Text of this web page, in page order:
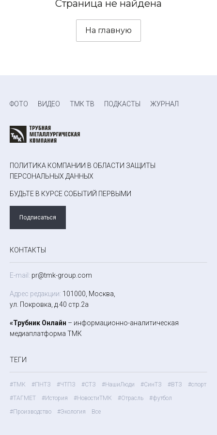
Страница не найдена
На главную
ФОТО ВИДЕО ТМК ТВ ПОДКАСТЫ ЖУРНАЛ
ПОЛИТИКА КОМПАНИИ В ОБЛАСТИ ЗАЩИТЫ
ПЕРСОНАЛЬНЫХ ДАННЫХ
БУДЬТЕ В КУРСЕ СОБЫТИЙ ПЕРВЫМИ
Подписаться
КОНТАКТЫ
E-mail: pr@tmk-group.com
Адрес редакции: 101000, Москва,
ул. Покровка, д.40 стр.2а
«Трубник Онлайн – информационно-аналитическая
медиаплатформа ТМК
ТЕГИ
#ТМК #ПНТЗ #ЧТПЗ #СТЗ #НашиЛюди #СинТЗ #ВТЗ
#спорт
#ТАГМЕТ
#История #НовостиТМК #Отрасль
#футбол
#Производство
#Экология Все